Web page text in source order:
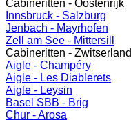
Cabineritten - Oostenrijk
Innsbruck - Salzburg
Jenbach - Mayrhofen
Zell am See - Mittersill
Cabineritten - Zwitserland
Aigle - Champéry
Aigle - Les Diablerets
Aigle - Leysin
Basel SBB - Brig
Chur - Arosa